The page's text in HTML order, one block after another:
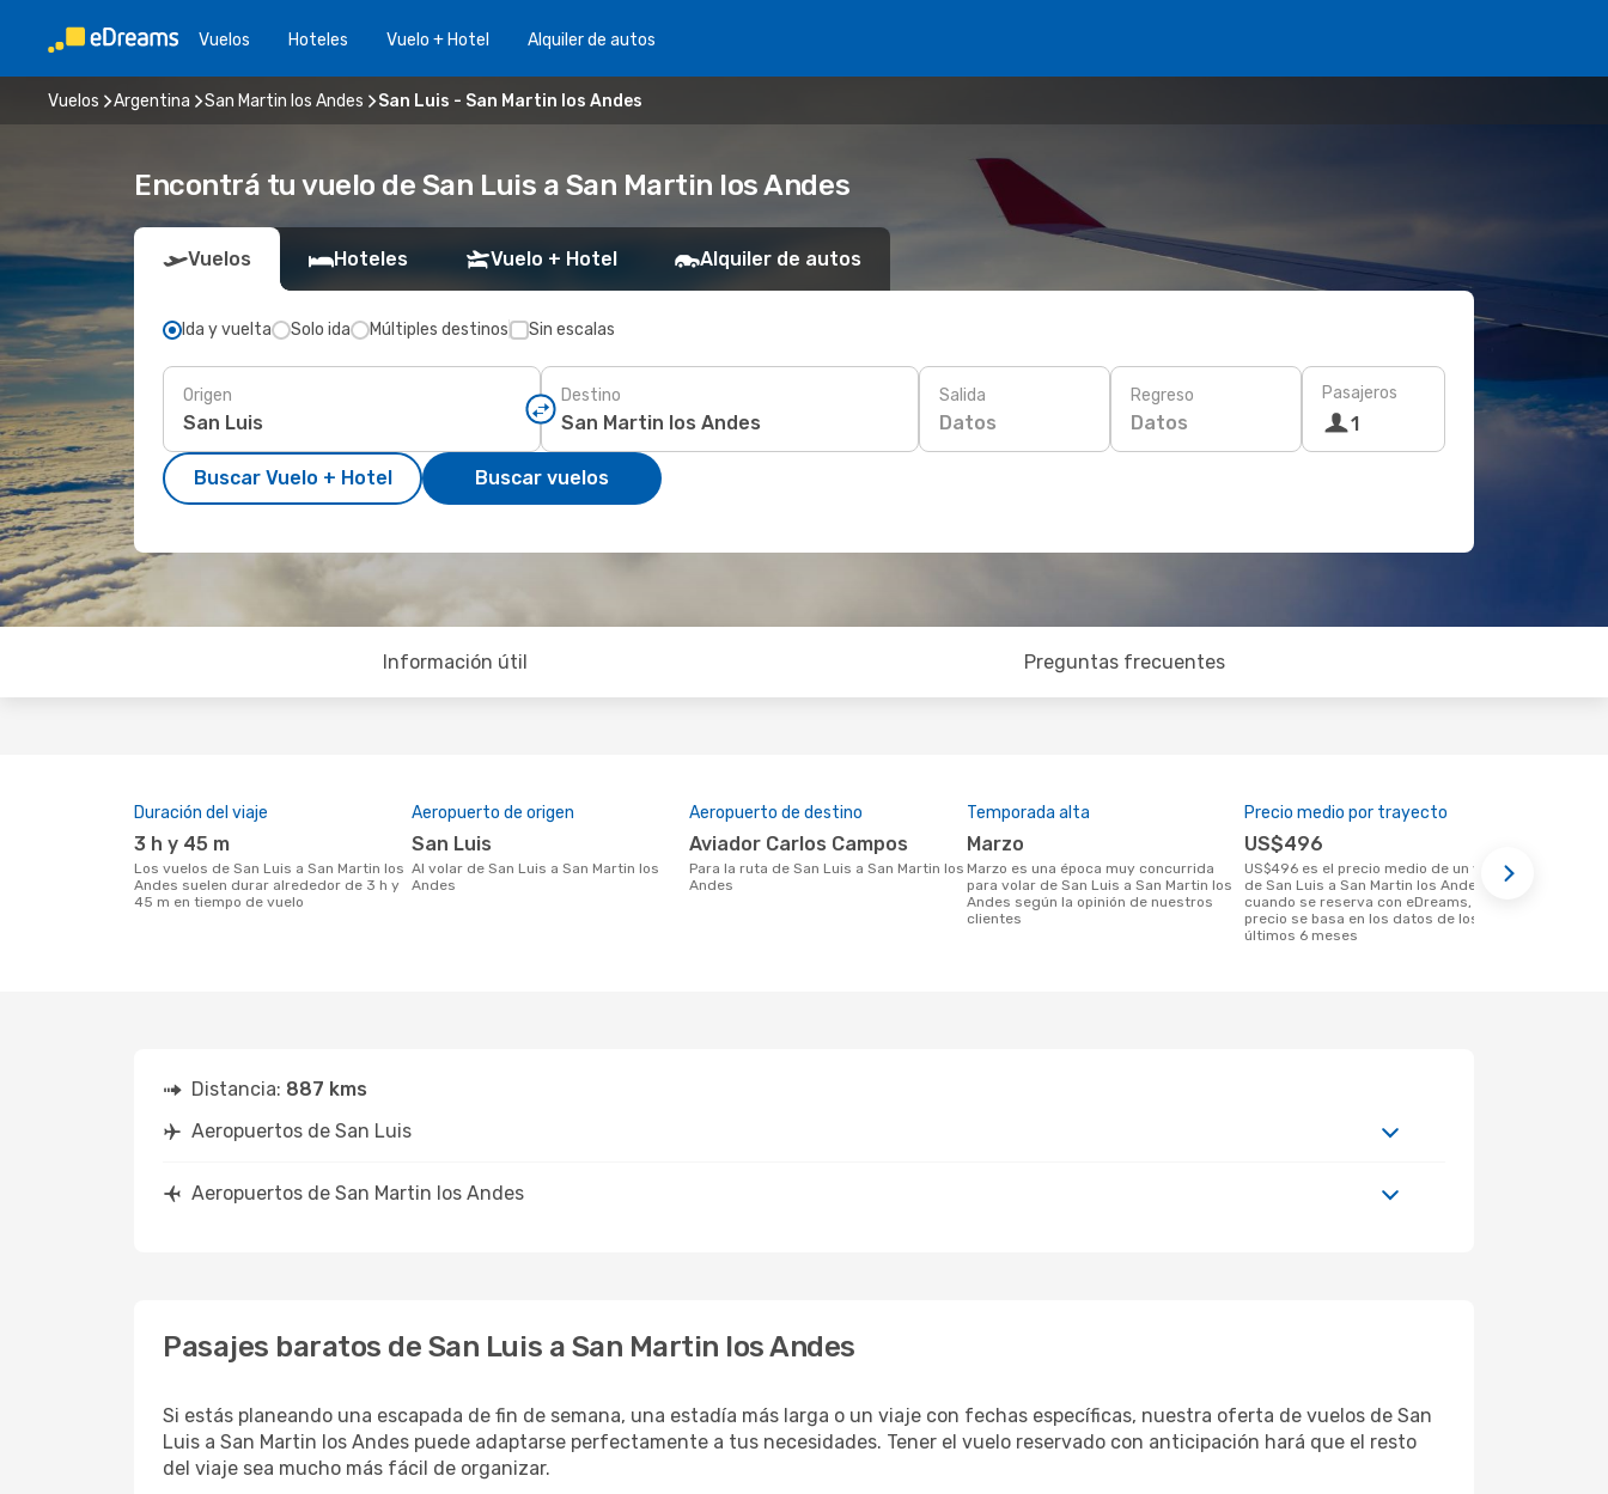
Vuelos Hoteles Vuelo + Hotel Alquiler de autos
Vuelos Argentina San Martin los Andes San Luis - San Martin los Andes
Encontrá tu vuelo de San Luis a San Martin los Andes
Vuelos Hoteles Vuelo + Hotel Alquiler de autos
Ida y vuelta Solo ida Múltiples destinos Sin escalas
Origen Destino Salida
Datos
Regreso
Datos
Pasajeros
1
Buscar Vuelo + Hotel Buscar vuelos
Información útil Preguntas frecuentes
Duración del viaje
3 h y 45 m
Los vuelos de San Luis a San Martin los
Andes suelen durar alrededor de 3 h y
45 m en tiempo de vuelo
Aeropuerto de origen
San Luis
Al volar de San Luis a San Martin los
Andes
Aeropuerto de destino
Aviador Carlos Campos
Para la ruta de San Luis a San Martin los
Andes
Temporada alta
marzo
marzo es una época muy concurrida
para volar de San Luis a San Martin los
Andes según la opinión de nuestros
clientes
Precio medio por trayecto
US$496
US$496 es el precio medio de un viaje
de San Luis a San Martin los Andes
cuando se reserva con eDreams, este
precio se basa en los datos de los
últimos 6 meses
Distancia: 887 kms
Aeropuertos de San Luis
Aeropuertos de San Martin los Andes
Pasajes baratos de San Luis a San Martin los Andes
Si estás planeando una escapada de fin de semana, una estadía más larga o un viaje con fechas específicas, nuestra oferta de vuelos de San
Luis a San Martin los Andes puede adaptarse perfectamente a tus necesidades. Tener el vuelo reservado con anticipación hará que el resto
del viaje sea mucho más fácil de organizar.